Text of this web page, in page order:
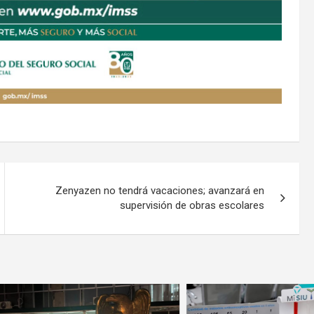
Zenyazen no tendrá vacaciones; avanzará en
supervisión de obras escolares